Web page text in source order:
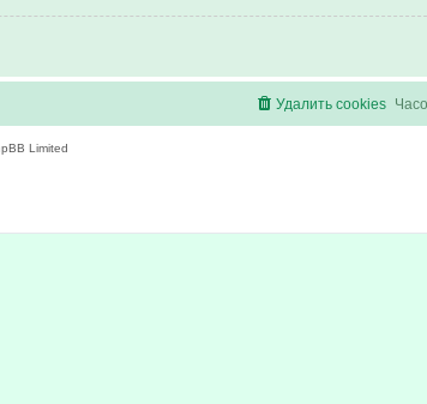
Удалить cookies
Limited